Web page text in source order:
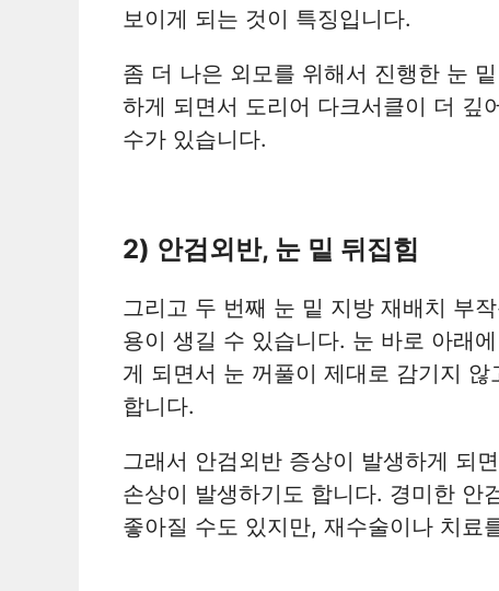
보이게 되는 것이 특징입니다.
좀 더 나은 외모를 위해서 진행한 눈
하게 되면서 도리어 다크서클이 더 깊
수가 있습니다.
2) 안검외반, 눈 밑 뒤집힘
그리고 두 번째 눈 밑 지방 재배치 부
용이 생길 수 있습니다. 눈 바로 아래
게 되면서 눈 꺼풀이 제대로 감기지
합니다.
그래서 안검외반 증상이 발생하게 되
손상이 발생하기도 합니다. 경미한 안
좋아질 수도 있지만, 재수술이나 치료